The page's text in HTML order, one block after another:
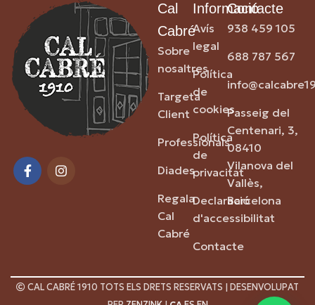
Cal
Cabré
Sobre
nosaltres
Targeta
Client
Professionals
Diades
Regala
Cal
Cabré
Informació
Avís
legal
Política
de
cookies
Política
de
privacitat
Declaració
d'accessibilitat
Contacte
Contacte
938 459 105
688 787 567
Passeig del
Centenari, 3,
08410
Vilanova del
Vallès,
Barcelona
CAL CABRÉ 1910 TOTS ELS DRETS RESERVATS | DESENVOLUPAT